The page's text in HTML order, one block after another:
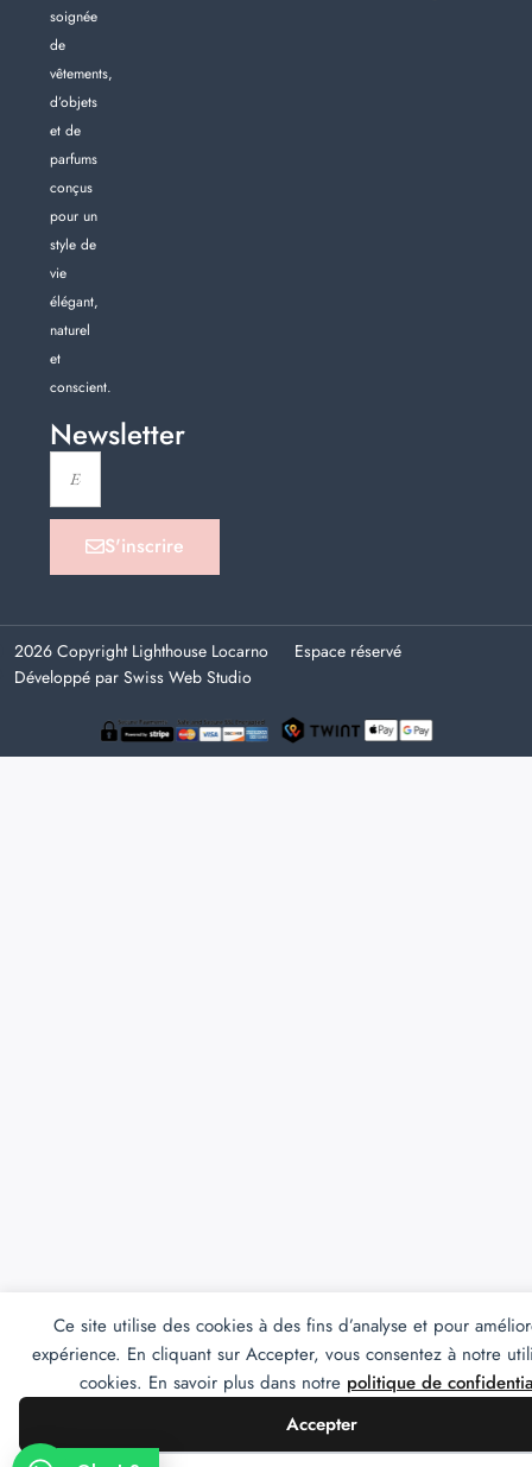
Ce site utilise des cookies à des fins d’analyse et pour
expérience. En cliquant sur Accepter, vous consentez à notre
cookies. En savoir plus dans notre politique de
Accepter
soignée
de
vêtements,
d’objets
et de
parfums
conçus
pour un
style de
vie
élégant,
naturel
et
conscient.
Newsletter
S'inscrire
2026 Copyright Lighthouse Locarno
Espace réservé
Développé par Swiss Web Studio